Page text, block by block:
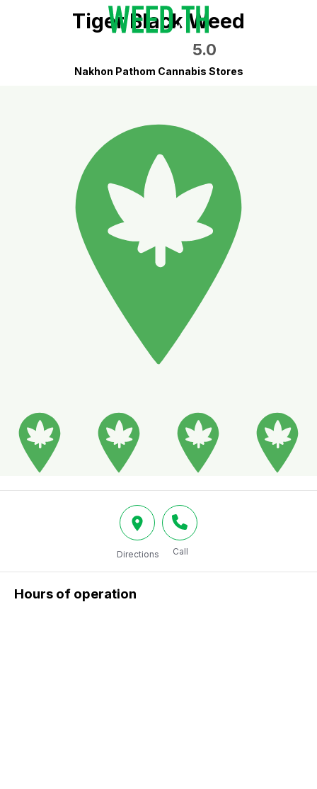
Tiger Black Weed
5.0
Nakhon Pathom Cannabis Stores
Directions Call
Hours of operation